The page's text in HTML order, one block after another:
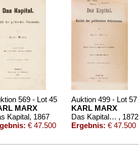
569 - Lot 45
MARX
Kapital, 1867
€ 47.500
Auktion 499 - Lot 57
KARL MARX
Das Kapital. Mit eigh. Widmung , 1872
Ergebnis: € 47.500